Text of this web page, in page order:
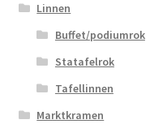
Linnen
Buffet/podiumrok
Statafelrok
Tafellinnen
Marktkramen